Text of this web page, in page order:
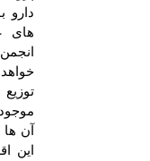
دارو
های
خواهد
آن
این